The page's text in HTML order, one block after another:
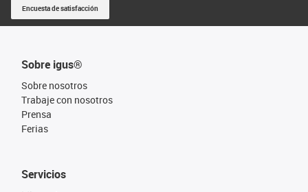
Encuesta de satisfacción
Sobre igus®
Sobre nosotros
Trabaje con nosotros
Prensa
Ferias
Servicios